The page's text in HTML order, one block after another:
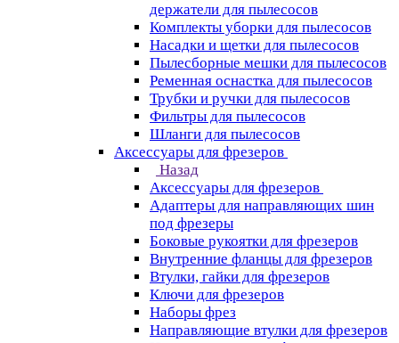
держатели для пылесосов
Комплекты уборки для пылесосов
Насадки и щетки для пылесосов
Пылесборные мешки для пылесосов
Ременная оснастка для пылесосов
Трубки и ручки для пылесосов
Фильтры для пылесосов
Шланги для пылесосов
Аксессуары для фрезеров
Назад
Аксессуары для фрезеров
Адаптеры для направляющих шин
под фрезеры
Боковые рукоятки для фрезеров
Внутренние фланцы для фрезеров
Втулки, гайки для фрезеров
Ключи для фрезеров
Наборы фрез
Направляющие втулки для фрезеров